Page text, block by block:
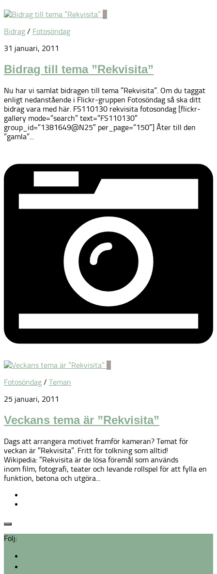
1
Bidrag / Fotosöndag
31 januari, 2011
Bidrag till tema ”Rekvisita”
Nu har vi samlat bidragen till tema ”Rekvisita”. Om du taggat
enligt nedanstående i Flickr-gruppen Fotosöndag så ska ditt
bidrag vara med här. FS110130 rekvisita fotosondag [flickr-
gallery mode=”search” text=”FS110130″
group_id=”1381649@N25″ per_page=”150″] Åter till den
”gamla”...
3
Fotosöndag / Teman
25 januari, 2011
Veckans tema är ”Rekvisita”
Dags att arrangera motivet framför kameran? Temat för
veckan är ”Rekvisita”. Fritt för tolkning som alltid!
Wikipedia: ”Rekvisita är de lösa föremål som används
inom film, fotografi, teater och levande rollspel för att fylla en
funktion, betona och utgöra...
Följ: